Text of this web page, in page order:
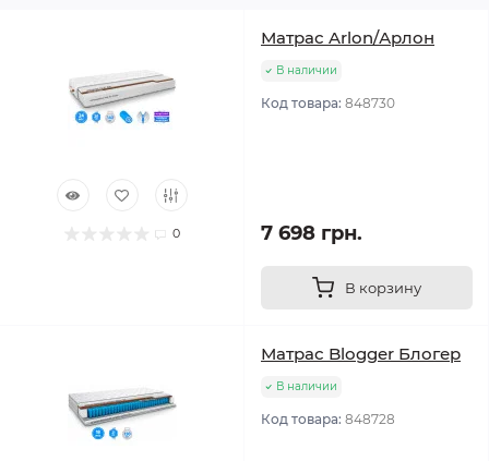
0
Матрас Arlon/Арлон
В наличии
Код товара: 848730
7 698 грн.
В корзину
Матрас Blogger Блогер
В наличии
Код товара: 848728